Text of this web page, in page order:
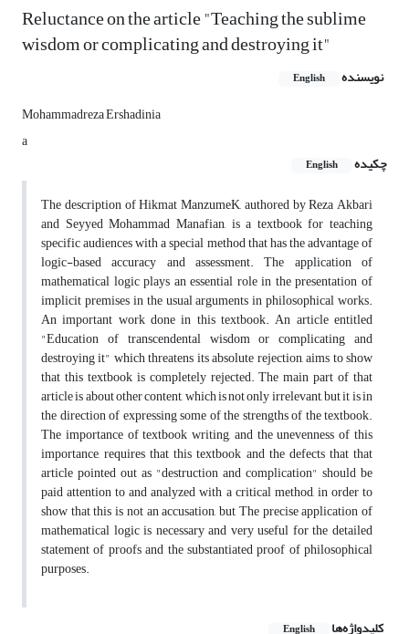
Reluctance on the article "Teaching the sublime
wisdom or complicating and destroying it"
نویسنده English
Mohammadreza Ershadinia
a
چکیده
English
The description of Hikmat ManzumeK, authored by Reza Akbari
and Seyyed Mohammad Manafian, is a textbook for teaching
specific audiences with a special method that has the advantage of
logic-based accuracy and assessment. The application of
mathematical logic plays an essential role in the presentation of
implicit premises in the usual arguments in philosophical works.
An important work done in this textbook. An article entitled
"Education of transcendental wisdom or complicating and
destroying it" which threatens its absolute rejection, aims to show
that this textbook is completely rejected. The main part of that
article is about other content, which is not only irrelevant, but it is in
the direction of expressing some of the strengths of the textbook.
The importance of textbook writing, and the unevenness of this
importance, requires that this textbook and the defects that that
article pointed out as "destruction and complication" should be
paid attention to and analyzed with a critical method, in order to
show that this is not an accusation, but The precise application of
mathematical logic is necessary and very useful for the detailed
statement of proofs and the substantiated proof of philosophical
purposes.
کلیدواژه‌ها English